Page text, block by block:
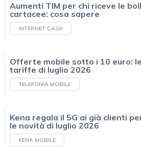
Aumenti TIM per chi riceve le
cartacee: cosa sapere
INTERNET CASA
Offerte mobile sotto i 10 euro:
tariffe di luglio 2026
TELEFONIA MOBILE
Kena regala il 5G ai già clienti
le novità di luglio 2026
KENA MOBILE